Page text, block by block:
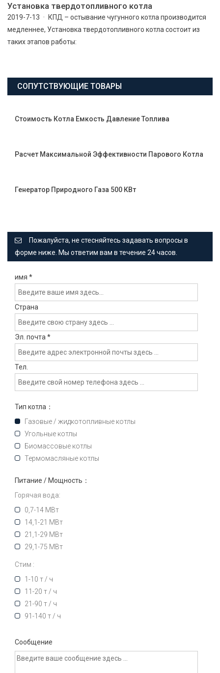
Установка твердотопливного котла
2019-7-13 · КПД – остывание чугунного котла производится
медленнее, Установка твердотопливного котла состоит из
таких этапов работы:
СОПУТСТВУЮЩИЕ ТОВАРЫ
Стоимость Котла Емкость Давление Топлива
Расчет Максимальной Эффективности Парового Котла
Генератор Природного Газа 500 КВт
Пожалуйста, не стесняйтесь задавать вопросы в
форме ниже. Мы ответим вам в течение 24 часов.
имя *
Страна
Эл. почта *
Тел.
Тип котла：
Газовые / жидкотопливные котлы
Угольные котлы
Биомассовые котлы
Термомасляные котлы
Питание / Мощность：
Горячая вода:
0,7-14 МВт
14,1-21 МВт
21,1-29 МВт
29,1-75 МВт
Стим :
1-10 т / ч
11-20 т / ч
21-90 т / ч
91-140 т / ч
Сообщение